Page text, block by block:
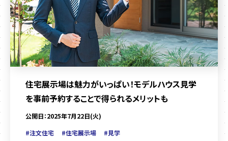
住宅展示場は魅力がいっぱい！モデルハウス見学
を事前予約することで得られるメリットも
公開日：2025年7月22日(火)
#注文住宅
#住宅展示場 #見学